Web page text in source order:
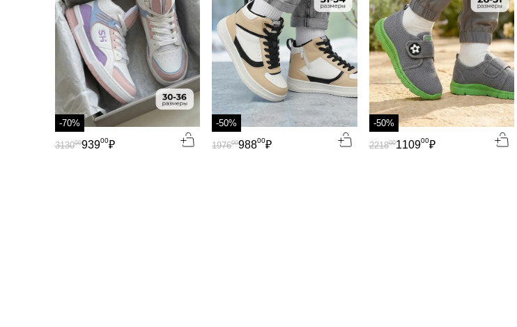
-70%
93900₽
313000
-50%
98800₽
197600
-50%
110900₽
221800